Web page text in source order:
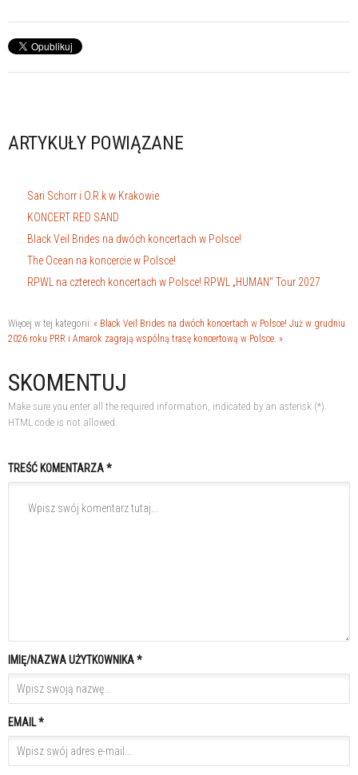
ARTYKUŁY POWIĄZANE
Sari Schorr i O.R.k w Krakowie
KONCERT RED SAND
Black Veil Brides na dwóch koncertach w Polsce!
The Ocean na koncercie w Polsce!
RPWL na czterech koncertach w Polsce! RPWL „HUMAN" Tour 2027
Więcej w tej kategorii: « Black Veil Brides na dwóch koncertach w Polsce! Już w grudniu
2026 roku PRR i Amarok zagrają wspólną trasę koncertową w Polsce. »
SKOMENTUJ
Make sure you enter all the required information, indicated by an asterisk (*).
HTML code is not allowed.
TREŚĆ KOMENTARZA *
IMIĘ/NAZWA UŻYTKOWNIKA *
EMAIL *